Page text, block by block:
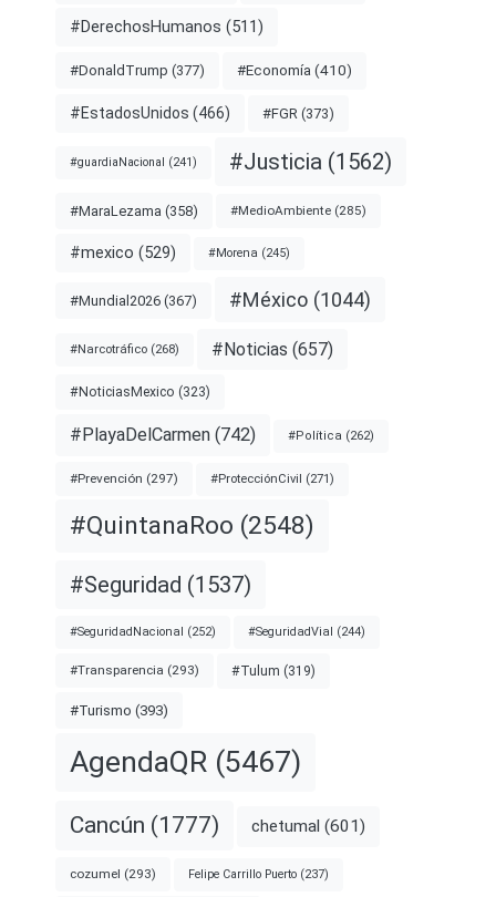
#DerechosHumanos (511)
#DonaldTrump (377) #Economía (410)
#EstadosUnidos (466) #FGR (373)
#guardiaNacional (241) #Justicia (1562)
#MaraLezama (358) #MedioAmbiente (285)
#mexico (529) #Morena (245)
#Mundial2026 (367) #México (1044)
#Narcotráfico (268) #Noticias (657)
#NoticiasMexico (323)
#PlayaDelCarmen (742) #Política (262)
#Prevención (297) #ProtecciónCivil (271)
#QuintanaRoo (2548)
#Seguridad (1537)
#SeguridadNacional (252) #SeguridadVial (244)
#Transparencia (293) #Tulum (319)
#Turismo (393)
AgendaQR (5467)
Cancún (1777) chetumal (601)
cozumel (293) Felipe Carrillo Puerto (237)